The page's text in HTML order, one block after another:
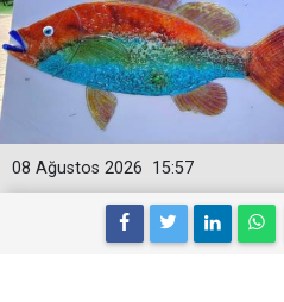
15:57
08 Ağustos 2026